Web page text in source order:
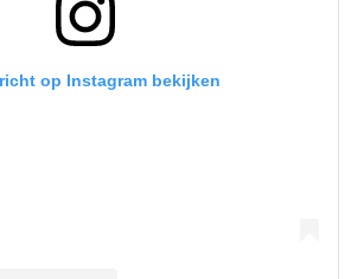
op Instagram bekijken